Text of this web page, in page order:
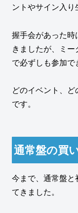
ントやサイン入り
握手会があった
きましたが、ミ
で必ずしも参加で
どのイベント、
です。
通常盤の買
今まで、通常盤
てきました。